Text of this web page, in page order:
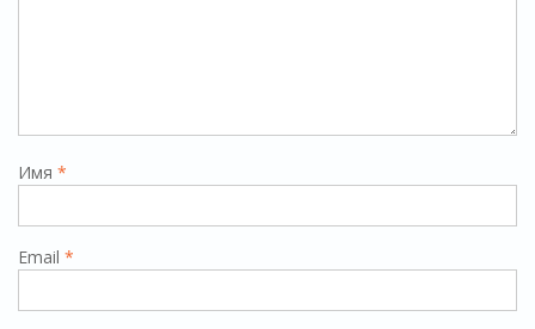
Имя *
Email *